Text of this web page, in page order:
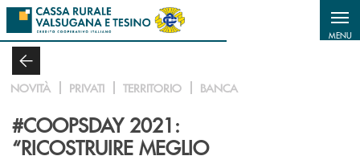
Salta al contenuto principale
MENU
NOVITÀ PRIVATI TERRITORIO BANCA
#COOPSDAY 2021:
“RICOSTRUIRE MEGLIO